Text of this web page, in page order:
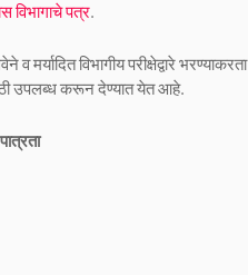
विभागाचे पत्र.
विभागीय परीक्षेद्वारे भरण्याकरता
उपलब्ध करून देण्यात येत आहे.